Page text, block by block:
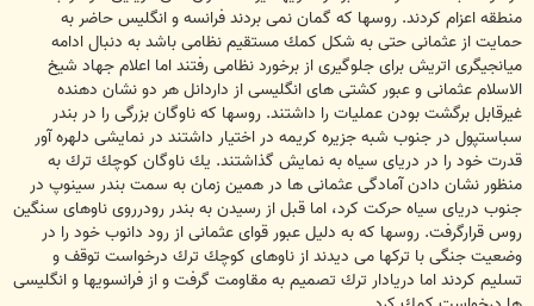
منطقه اعزام كردند. روسها كه گمان نمى بردند فرانسه و انگليس حاضر به
حمايت از عثمانى حتى به شكل كمك مستقيم نظامى باشد به دنبال ادامه
ميانجيگرى اتريش براى جلوگيرى از برخورد نظامى رفتند اما اعلام جهاد شيخ
الاسلام عثمانى و عبور كشتى هاى انگليسى از داردانل هر دو نشان دهنده
غيرقابل برگشت بودن عمليات را داشتند. روسها كه ناوگان بزرگى را در بندر
سباستپول در جنوب شبه جزيره كريمه در اختيار داشتند در نمايشى دلهره آور
قدرت خود را در درياى سياه به نمايش گذاشتند. يك ناوگان كوچك ترك به
منظور نشان دادن آمادگى عثمانى ها در همين زمان به سمت بندر سينوپ در
جنوب درياى سياه حركت كرد، اما قبل از رسيدن به بندر رودرروى ناوهاى سنگين
روس قرارگرفت. روسها كه به دليل عبور قواى عثمانى از رود دانوب خود را در
وضعيت جنگى با تركها مى ديدند از ناوهاى كوچك ترك درخواست توقف و
تسليم كردند اما دريادار ترك تصميم به مقاومت گرفت و از فرانسويها و انگليسى